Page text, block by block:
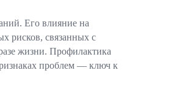
Его влияние на
рисков, связанных с
жизни. Профилактика
проблем — ключ к